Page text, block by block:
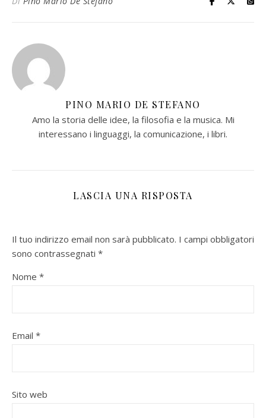
PINO MARIO DE STEFANO
Amo la storia delle idee, la filosofia e la musica. Mi
interessano i linguaggi, la comunicazione, i libri.
LASCIA UNA RISPOSTA
Il tuo indirizzo email non sarà pubblicato. I campi obbligatori
sono contrassegnati *
Nome *
Email *
Sito web